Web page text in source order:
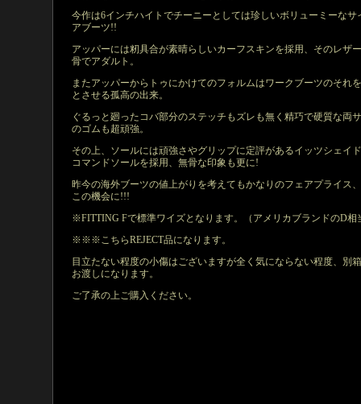
今作は6インチハイトでチーニーとしては珍しいボリューミーなサ
アブーツ!!
アッパーには籾具合が素晴らしいカーフスキンを採用、そのレザ
骨でアダルト。
またアッパーからトゥにかけてのフォルムはワークブーツのそれ
とさせる孤高の出来。
ぐるっと廻ったコバ部分のステッチもズレも無く精巧で硬質な両
のゴムも超頑強。
その上、ソールには頑強さやグリップに定評があるイッツシェイ
コマンドソールを採用、無骨な印象も更に!
昨今の海外ブーツの値上がりを考えてもかなりのフェアプライス
この機会に!!!
※FITTING Fで標準ワイズとなります。（アメリカブランドのD相
※※※こちらREJECT品になります。
目立たない程度の小傷はございますが全く気にならない程度、別
お渡しになります。
ご了承の上ご購入ください。